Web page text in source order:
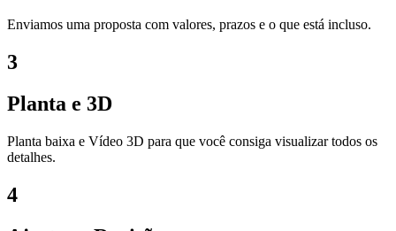
Enviamos uma proposta com valores, prazos e o que está incluso.
3
Planta e 3D
Planta baixa e Vídeo 3D para que você consiga visualizar todos os
detalhes.
4